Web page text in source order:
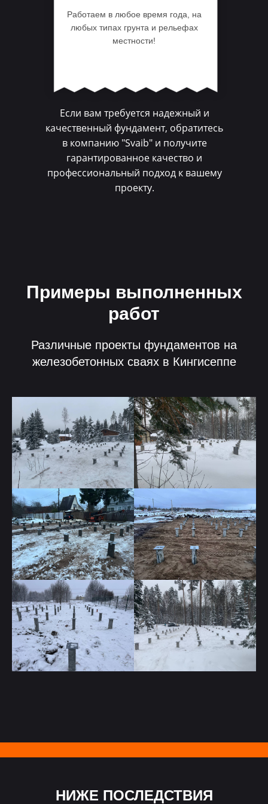
Если вам требуется надежный и
качественный фундамент, обратитесь
в компанию "Svaib" и получите
гарантированное качество и
профессиональный подход к вашему
проекту.
Работаем в любое время года, на
любых типах грунта и рельефах
местности!
Примеры выполненных
работ
Различные проекты фундаментов на
железобетонных сваях в Кингисеппе
НИЖЕ ПОСЛЕДСТВИЯ